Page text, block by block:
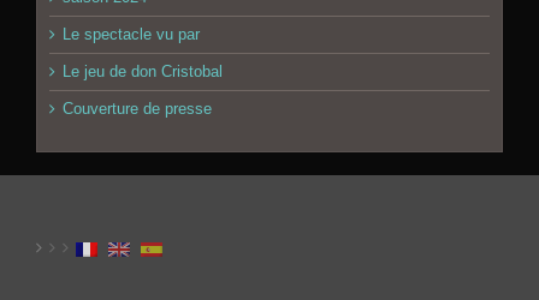
Le spectacle vu par
Le jeu de don Cristobal
Couverture de presse